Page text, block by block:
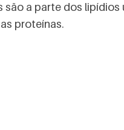
são a parte dos
proteínas.